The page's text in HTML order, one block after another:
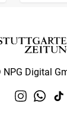
Digital